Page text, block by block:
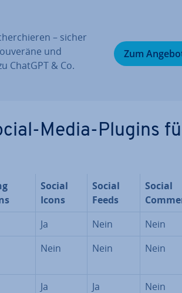
– sicher
und
ChatGPT & Co.
Zum
Media-Plugins
Social
Icons
Social
Feeds
Social
Ja Nein
Nein
Nein Nein Nein
Ja Ja Nein